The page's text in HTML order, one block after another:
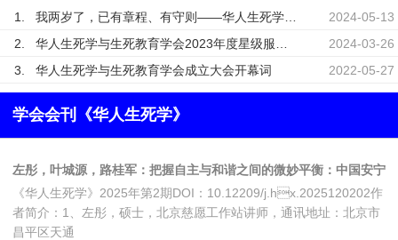
1. 我两岁了，已有章程、有守则——华人生死学与生死教育学会成立两周年记
2024-05-13
2.
2024-03-26
3.
华人生死学与生死教育学会成立大会开幕词 2022-05-27
学会会刊《华人生死学》
左彤，叶城源，路桂军：把握自主与和谐之间的微妙平衡：中国安宁
疗护干预措施文化适应性案例研究
《华人生死学》2025年第2期DOI：10.12209/j.hx.2025120202作
者简介：1、左彤，硕士，北京慈愿工作站讲师，通讯地址：北京市
昌平区天通